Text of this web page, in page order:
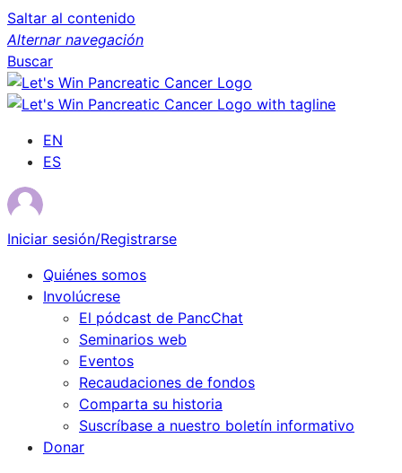
Saltar al contenido
Alternar navegación
Buscar
EN
ES
Iniciar sesión/Registrarse
Quiénes somos
Involúcrese
El pódcast de PancChat
Seminarios web
Eventos
Recaudaciones de fondos
Comparta su historia
Suscríbase a nuestro boletín informativo
Donar